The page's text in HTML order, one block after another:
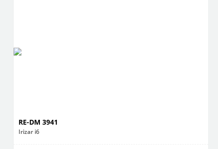
RE-DM 3941
Irizar i6